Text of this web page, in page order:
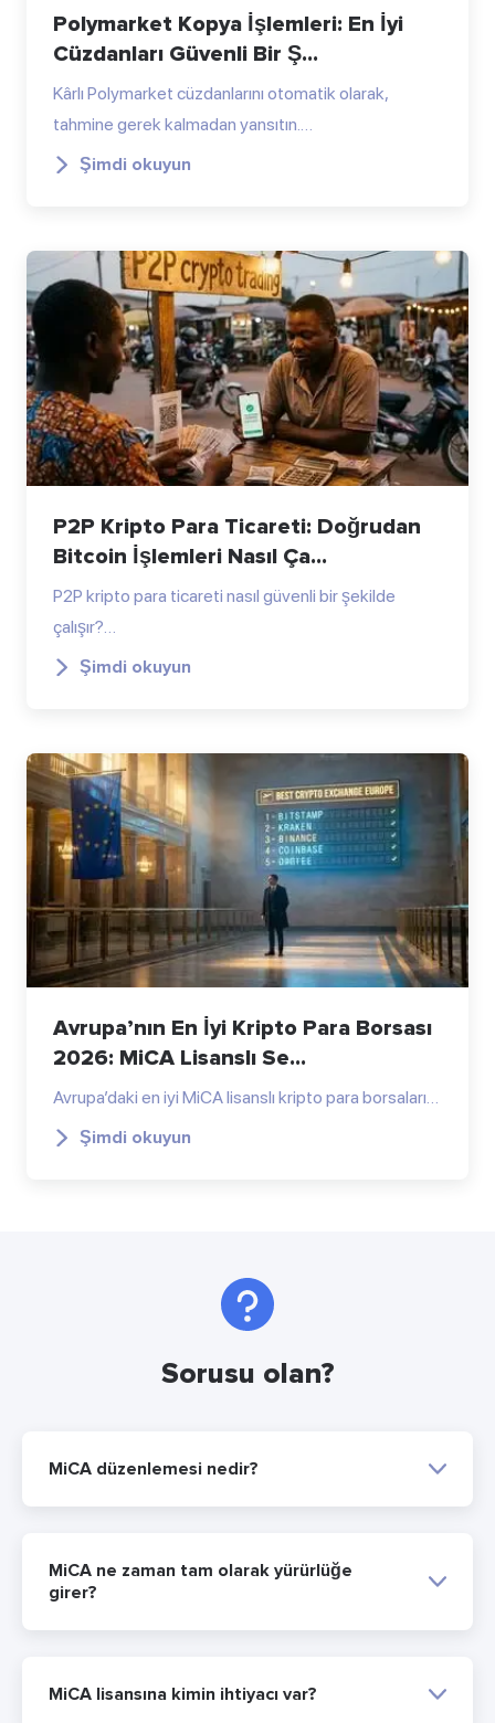
Polymarket Kopya İşlemleri: En İyi
Cüzdanları Güvenli Bir Ş...
Kârlı Polymarket cüzdanlarını otomatik olarak,
tahmine gerek kalmadan yansıtın.…
Şimdi okuyun
P2P Kripto Para Ticareti: Doğrudan
Bitcoin İşlemleri Nasıl Ça...
P2P kripto para ticareti nasıl güvenli bir şekilde
çalışır?…
Şimdi okuyun
Avrupa’nın En İyi Kripto Para Borsası
2026: MiCA Lisanslı Se...
Avrupa’daki en iyi MiCA lisanslı kripto para borsaları…
Şimdi okuyun
Sorusu olan?
MiCA düzenlemesi nedir?
MiCA ne zaman tam olarak yürürlüğe
girer?
MiCA lisansına kimin ihtiyacı var?